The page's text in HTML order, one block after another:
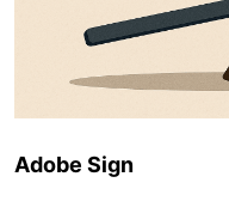
Adobe Sign